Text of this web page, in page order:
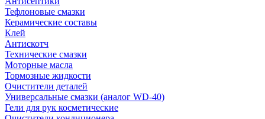
Тефлоновые смазки
Керамические составы
Клей
Антискотч
Технические смазки
Моторные масла
Тормозные жидкости
Очистители деталей
Универсальные смазки (аналог WD-40)
Гели для рук косметические